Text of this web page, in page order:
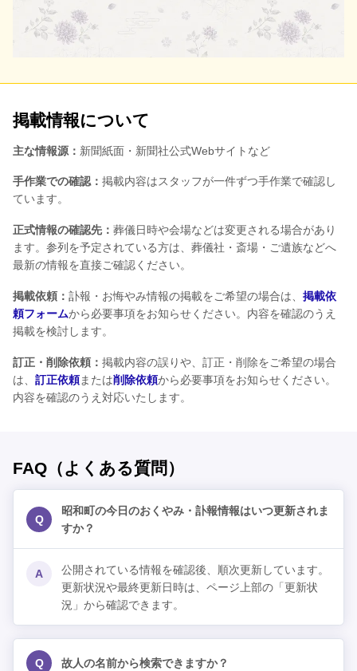
掲載情報について
主な情報源： 新聞紙面・新聞社公式Webサイトなど
手作業での確認： 掲載内容はスタッフが一件ずつ手作業で確認し
ています。
正式情報の確認先： 葬儀日時や会場などは変更される場合があり
ます。参列を予定されている方は、葬儀社・斎場・ご遺族などへ
最新の情報を直接ご確認ください。
掲載依頼： 訃報・お悔やみ情報の掲載をご希望の場合は、 掲載依
頼フォームから必要事項をお知らせください。内容を確認のうえ
掲載を検討します。
訂正・削除依頼： 掲載内容の誤りや、訂正・削除をご希望の場合
は、 訂正依頼または削除依頼から必要事項をお知らせください。
内容を確認のうえ対応いたします。
FAQ（よくある質問）
Q
昭和町の今日のおくやみ・訃報情報はいつ更新されま
すか？
A
公開されている情報を確認後、順次更新しています。
更新状況や最終更新日時は、ページ上部の「更新状
況」から確認できます。
Q 故人の名前から検索できますか？